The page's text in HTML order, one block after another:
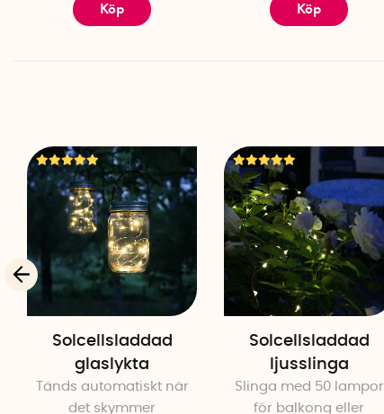
Köp
Köp
Solcellsladdad
glaslykta
Tänds automatiskt när
det skymmer
Solcellsladdad
ljusslinga
Slinga med 50 lampor
för balkong eller